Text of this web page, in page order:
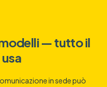
— tutto il
in sede può